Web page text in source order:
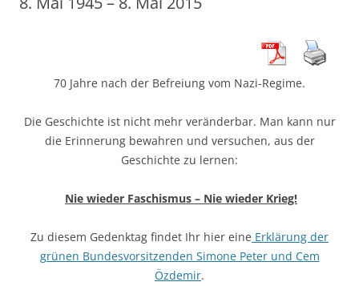
70 Jahre nach der Befreiung vom Nazi-Regime.
Die Geschichte ist nicht mehr veränderbar. Man kann nur
die Erinnerung bewahren und versuchen, aus der
Geschichte zu lernen:
Nie wieder Faschismus – Nie wieder Krieg!
Zu diesem Gedenktag findet Ihr hier eine Erklärung der
grünen Bundesvorsitzenden Simone Peter und Cem
Özdemir.